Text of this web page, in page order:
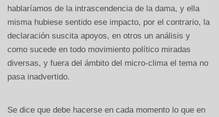
hablaríamos de la intrascendencia de la dama, y ella
misma hubiese sentido ese impacto, por el contrario, la
declaración suscita apoyos, en otros un análisis y
como sucede en todo movimiento político miradas
diversas, y fuera del ámbito del micro-clima el tema no
pasa inadvertido.
Se dice que debe hacerse en cada momento lo que en